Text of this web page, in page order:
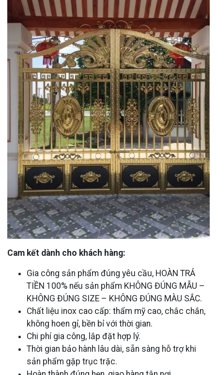
Cam kết dành cho khách hàng:
Gia công sản phẩm đúng yêu cầu, HOÀN TRẢ
TIỀN 100% nếu sản phẩm KHÔNG ĐÚNG MẪU –
KHÔNG ĐÚNG SIZE – KHÔNG ĐÚNG MÀU SẮC.
Chất liệu inox cao cấp: thẩm mỹ cao, chắc chắn,
không hoen gỉ, bền bỉ với thời gian.
Chi phí gia công, lắp đặt hợp lý.
Thời gian bảo hành lâu dài, sẵn sàng hỗ trợ khi
sản phẩm gặp trục trặc.